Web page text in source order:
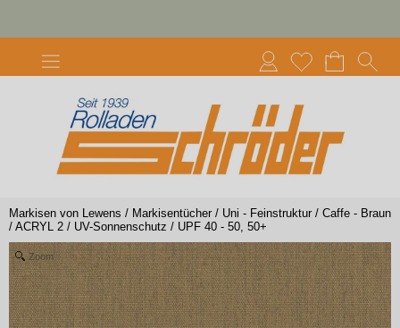
Markisen von Lewens / Markisentücher / Uni - Feinstruktur / Caffe - Braun
/ ACRYL 2 / UV-Sonnenschutz / UPF 40 - 50, 50+
Zoom